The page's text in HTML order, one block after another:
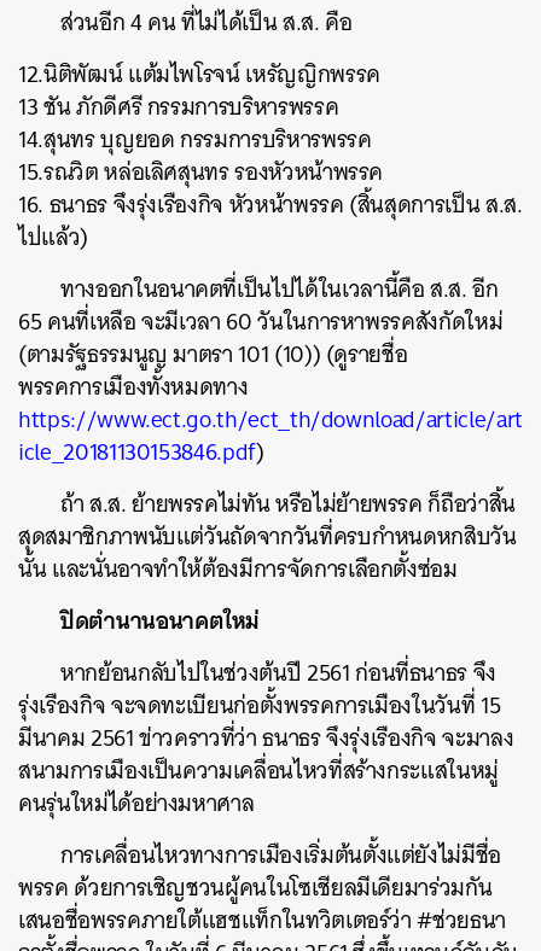
ส่วนอีก 4 คน ที่ไม่ได้เป็น ส.ส. คือ
12.นิติพัฒน์ แต้มไพโรจน์ เหรัญญิกพรรค
13 ชัน ภักดีศรี กรรมการบริหารพรรค
14.สุนทร บุญยอด กรรมการบริหารพรรค
15.รณวิต หล่อเลิศสุนทร รองหัวหน้าพรรค
16. ธนาธร จึงรุ่งเรืองกิจ หัวหน้าพรรค (สิ้นสุดการเป็น ส.ส.
ไปแล้ว)
ทางออกในอนาคตที่เป็นไปได้ในเวลานี้คือ ส.ส. อีก
65 คนที่เหลือ จะมีเวลา 60 วันในการหาพรรคสังกัดใหม่
(ตามรัฐธรรมนูญ มาตรา 101 (10)) (ดูรายชื่อ
พรรคการเมืองทั้งหมดทาง
https://www.ect.go.th/ect_th/download/article/art
icle_20181130153846.pdf)
ถ้า ส.ส. ย้ายพรรคไม่ทัน หรือไม่ย้ายพรรค ก็ถือว่าสิ้น
สุดสมาชิกภาพนับแต่วันถัดจากวันที่ครบกําหนดหกสิบวัน
นั้น และนั่นอาจทำให้ต้องมีการจัดการเลือกตั้งซ่อม
ปิดตำนานอนาคตใหม่
หากย้อนกลับไปในช่วงต้นปี 2561 ก่อนที่ธนาธร จึง
รุ่งเรืองกิจ จะจดทะเบียนก่อตั้งพรรคการเมืองในวันที่ 15
มีนาคม 2561 ข่าวคราวที่ว่า ธนาธร จึงรุ่งเรืองกิจ จะมาลง
สนามการเมืองเป็นความเคลื่อนไหวที่สร้างกระแสในหมู่
คนรุ่นใหม่ได้อย่างมหาศาล
การเคลื่อนไหวทางการเมืองเริ่มต้นตั้งแต่ยังไม่มีชื่อ
พรรค ด้วยการเชิญชวนผู้คนในโซเชียลมีเดียมาร่วมกัน
เสนอชื่อพรรคภายใต้แฮชแท็กในทวิตเตอร์ว่า #ช่วยธนา